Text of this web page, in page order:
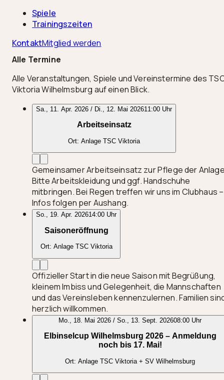
Spiele
Trainingszeiten
KontaktMitglied werden
Alle Termine
Alle Veranstaltungen, Spiele und Vereinstermine des
Viktoria Wilhelmsburg auf einen Blick.
Sa., 11. Apr. 2026 / Di., 12. Mai 202611:00 Uhr
Arbeitseinsatz
Ort: Anlage TSC Viktoria
Gemeinsamer Arbeitseinsatz zur Pflege der
Bitte Arbeitskleidung und ggf. Handschuhe
mitbringen. Bei Regen treffen wir uns im Clubhaus –
Infos folgen per Aushang.
So., 19. Apr. 202614:00 Uhr
Saisoneröffnung
Ort: Anlage TSC Viktoria
Offizieller Start in die neue Saison mit Begrüßung,
kleinem Imbiss und Gelegenheit, die Mannschaften
und das Vereinsleben kennenzulernen. Familien
herzlich willkommen.
Mo., 18. Mai 2026 / So., 13. Sept. 202608:00 Uhr
Elbinselcup Wilhelmsburg 2026 – Anmeldung
noch bis 17. Mai!
Ort: Anlage TSC Viktoria + SV Wilhelmsburg